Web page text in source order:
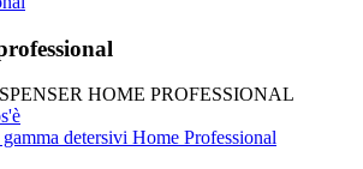
HOME PROFESSIONAL
detersivi Home Professional